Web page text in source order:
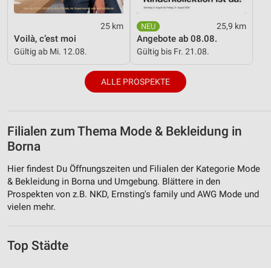
25 km
Voilà, c’est moi
Gültig ab Mi. 12.08.
25,9 km
Angebote ab 08.08.
Gültig bis Fr. 21.08.
ALLE PROSPEKTE
Filialen zum Thema Mode & Bekleidung in
Borna
Hier findest Du Öffnungszeiten und Filialen der Kategorie Mode
& Bekleidung in Borna und Umgebung. Blättere in den
Prospekten von z.B. NKD, Ernsting's family und AWG Mode und
vielen mehr.
Top Städte